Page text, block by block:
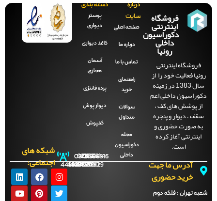
فروشگاه
اینترنتی
دکوراسیون
داخلی
رونیا
فروشگاه اینترنتی
فعالیت خود را از
سال 1383 در زمینه
داخلی اعم
پوشش های کف ،
، دیوار و پنجره
صورت حضوری و
اینترنتی آغاز کرده
درباره
سایت
صفحه‌ اصلی
درباره ما
تماس با ما
راهنمای
سوالات
متداول
دکوراسیون
دسته بندی
دیواری
کاغذ دیواری
آسمان
پرده فانتزی
دیوار پوش
کفپوش
آدرس ما جهت
خرید حضوری
تهران :فلکه دوم
09121996816
021-
44288929
021-
44288700
021-
44288701
021-
44288702
شبکه های
اجتماعی: